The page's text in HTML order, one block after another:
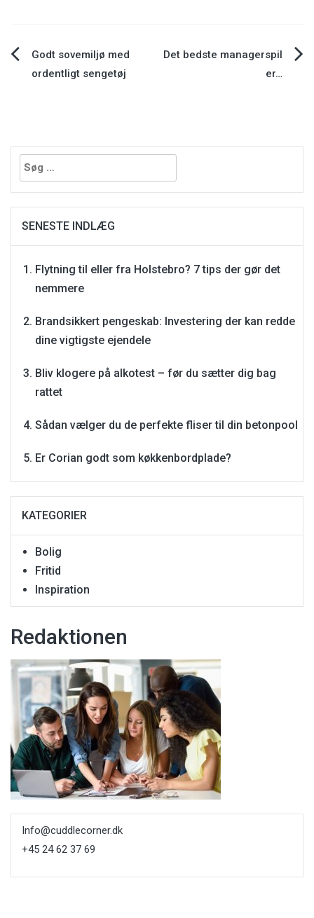
Indlægsnavigation
Godt sovemiljø med
ordentligt sengetøj
Det bedste managerspil
er…
Søg
efter:
SENESTE INDLÆG
Flytning til eller fra Holstebro? 7 tips der gør det
nemmere
Brandsikkert pengeskab: Investering der kan redde
dine vigtigste ejendele
Bliv klogere på alkotest – før du sætter dig bag
rattet
Sådan vælger du de perfekte fliser til din betonpool
Er Corian godt som køkkenbordplade?
KATEGORIER
Bolig
Fritid
Inspiration
Redaktionen
Info@cuddlecorner.dk
+45 24 62 37 69